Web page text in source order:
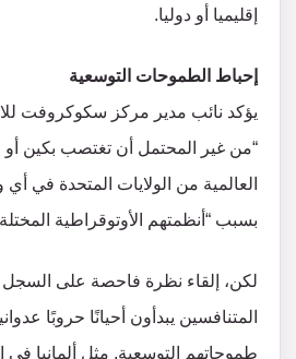
إقليميا أو دوليا.
إحباط الطموحات التوسعية
يؤكد نائب مدير مركز سكوكروفت
“من غير المحتمل أن تغتصب بكين أو
العالمية من الولايات المتحدة في
بسبب “أنظمتهم الأوتوقراطية
لكن، إلقاء نظرة فاحصة على السجل
المتنافسين يبدأون أحيانًا حروبًا
طموحاتهم التوسعية. مثل ألمانيا في